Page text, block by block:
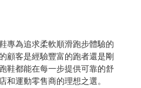
專為追求柔軟順滑跑步體驗的
顧客是經驗豐富的跑者還是剛
鞋都能在每一步提供可靠的舒
和運動零售商的理想之選。